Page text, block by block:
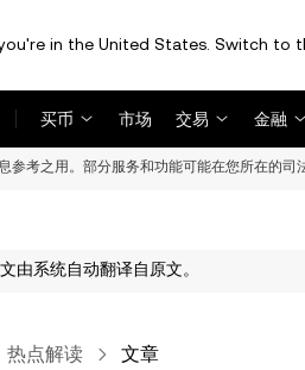
in the United States. Switch to
买币
市场 交易 金融
参考之用。部分服务和功能可能在您所在的司
由系统自动翻译自原文。
热点解读 文章